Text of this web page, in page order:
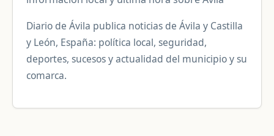
Diario de Ávila publica noticias de Ávila y Castilla
y León, España: política local, seguridad,
deportes, sucesos y actualidad del municipio y su
comarca.